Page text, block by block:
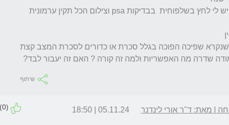
שדרה מה האפשריות ולמה זה קורה ? האם זה יעבור לבד?
שיתוף
| מאת: ד"ר אורי לינדנר 05.11.24 | 18:50
(0)